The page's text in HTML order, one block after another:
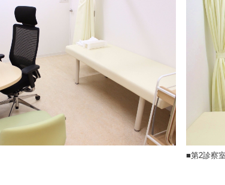
■第2診察